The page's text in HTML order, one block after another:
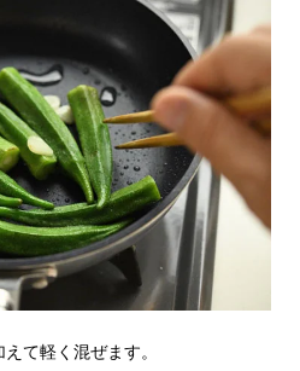
えて軽く混ぜます。